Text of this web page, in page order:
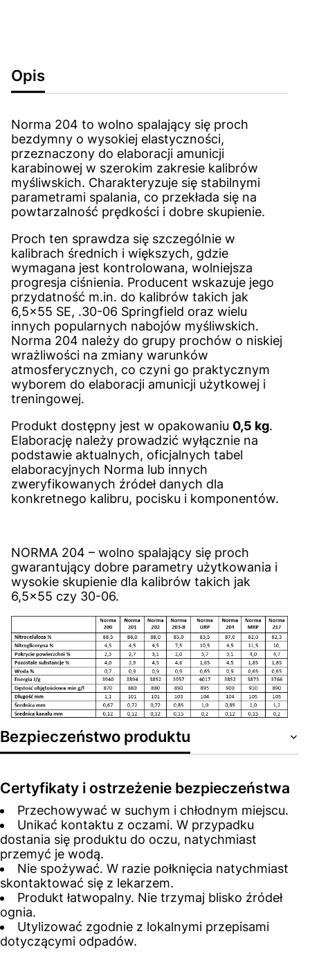
Opis
Norma 204 to wolno spalający się proch
bezdymny o wysokiej elastyczności,
przeznaczony do elaboracji amunicji
karabinowej w szerokim zakresie kalibrów
myśliwskich. Charakteryzuje się stabilnymi
parametrami spalania, co przekłada się na
powtarzalność prędkości i dobre skupienie.
Proch ten sprawdza się szczególnie w
kalibrach średnich i większych, gdzie
wymagana jest kontrolowana, wolniejsza
progresja ciśnienia. Producent wskazuje jego
przydatność m.in. do kalibrów takich jak
6,5×55 SE, .30-06 Springfield oraz wielu
innych popularnych nabojów myśliwskich.
Norma 204 należy do grupy prochów o niskiej
wrażliwości na zmiany warunków
atmosferycznych, co czyni go praktycznym
wyborem do elaboracji amunicji użytkowej i
treningowej.
Produkt dostępny jest w opakowaniu 0,5 kg.
Elaborację należy prowadzić wyłącznie na
podstawie aktualnych, oficjalnych tabel
elaboracyjnych Norma lub innych
zweryfikowanych źródeł danych dla
konkretnego kalibru, pocisku i komponentów.
NORMA 204 – wolno spalający się proch
gwarantujący dobre parametry użytkowania i
wysokie skupienie dla kalibrów takich jak
6,5x55 czy 30-06.
Bezpieczeństwo produktu
Certyfikaty i ostrzeżenie bezpieczeństwa
Przechowywać w suchym i chłodnym miejscu.
Unikać kontaktu z oczami. W przypadku
dostania się produktu do oczu, natychmiast
przemyć je wodą.
Nie spożywać. W razie połknięcia natychmiast
skontaktować się z lekarzem.
Produkt łatwopalny. Nie trzymaj blisko źródeł
ognia.
Utylizować zgodnie z lokalnymi przepisami
dotyczącymi odpadów.